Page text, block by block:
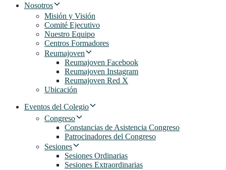
Nosotros
Misión y Visión
Comité Ejecutivo
Nuestro Equipo
Centros Formadores
Reumajoven
Reumajoven Facebook
Reumajoven Instagram
Reumajoven Red X
Ubicación
Eventos del Colegio
Congreso
Constancias de Asistencia Congreso
Patrocinadores del Congreso
Sesiones
Sesiones Ordinarias
Sesiones Extraordinarias